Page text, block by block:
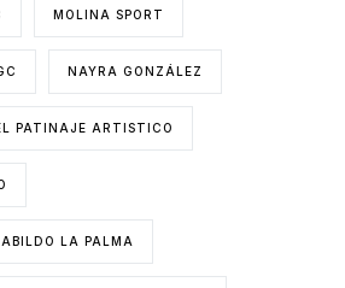
MOLINA SPORT
NAYRA GONZÁLEZ
PATINAJE ARTISTICO
LA PALMA